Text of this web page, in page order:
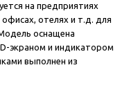
на предприятиях
отелях и т.д. для
оснащена
экраном и индикатором
выполнен из